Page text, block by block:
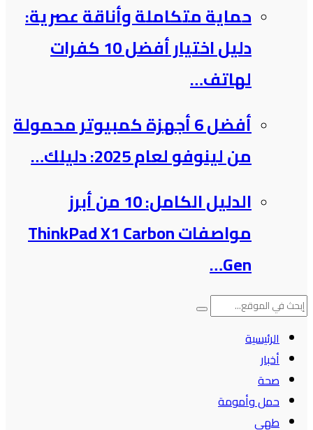
حماية متكاملة وأناقة عصرية:
دليل اختيار أفضل 10 كفرات
لهاتف…
أفضل 6 أجهزة كمبيوتر محمولة
من لينوفو لعام 2025: دليلك…
الدليل الكامل: 10 من أبرز
مواصفات ThinkPad X1 Carbon
Gen…
الرئيسية
أخبار
صحة
حمل وأمومة
طهي